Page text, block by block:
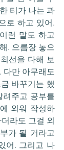
티가 나는 과
로 하고 있어.
런 말도 하고
. 으름장 놓으
선을 다해 보
다만 아무래도
바꾸기는 했
려주고 공부를
외워 작성하
라도 그걸 외
가 될 거라고
어. 그리고 나